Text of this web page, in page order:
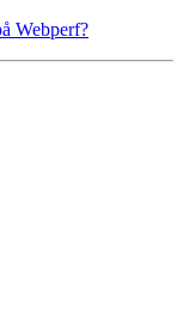
Webperf?